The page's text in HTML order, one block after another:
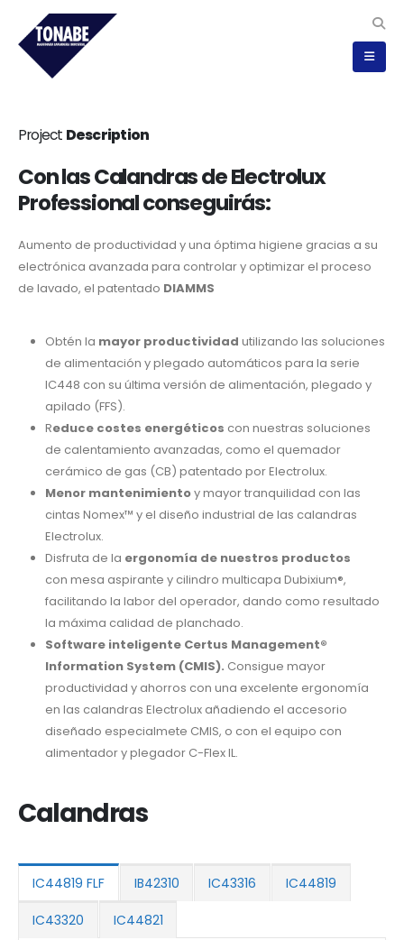
Project Description
Con las Calandras de Electrolux
Professional conseguirás:
Aumento de productividad y una óptima higiene gracias a su
electrónica avanzada para controlar y optimizar el proceso
de lavado, el patentado DIAMMS
Obtén la mayor productividad utilizando las soluciones
de alimentación y plegado automáticos para la serie
IC448 con su última versión de alimentación, plegado y
apilado (FFS).
Reduce costes energéticos con nuestras soluciones
de calentamiento avanzadas, como el quemador
cerámico de gas (CB) patentado por Electrolux.
Menor mantenimientoy mayor tranquilidad con las
cintas Nomex™ y el diseño industrial de las calandras
Electrolux.
Disfruta de la ergonomía de nuestros productos
con mesa aspirante y cilindro multicapa Dubixium®,
facilitando la labor del operador, dando como resultado
la máxima calidad de planchado.
Software inteligente Certus Management®
Information System (CMIS). Consigue mayor
productividad y ahorros con una excelente ergonomía
en las calandras Electrolux añadiendo el accesorio
diseñado especialmete CMIS, o con el equipo con
alimentador y plegador C-Flex IL.
Calandras
IC44819 FLF IB42310 IC43316 IC44819
IC43320 IC44821